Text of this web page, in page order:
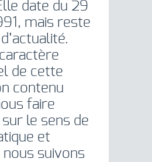
date du 29
mais reste
de cette
contenu
faire
le sens de
et
suivons